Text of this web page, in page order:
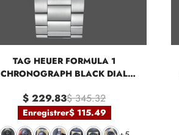
TAG HEUER FORMULA 1
CHRONOGRAPH BLACK DIAL
$ 229.83$ 345.32
Enregistrer$ 115.49